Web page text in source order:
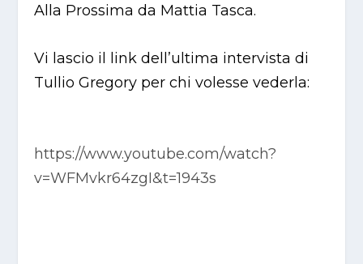
Alla Prossima da Mattia Tasca.
Vi lascio il link dell’ultima intervista di
Tullio Gregory per chi volesse vederla:
https://www.youtube.com/watch?
v=WFMvkr64zgI&t=1943s